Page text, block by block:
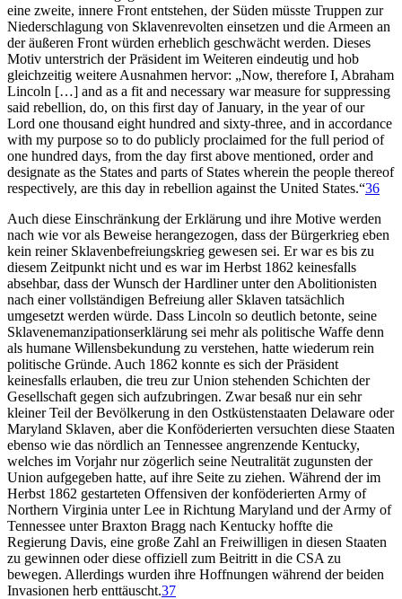
eine zweite, innere Front entstehen, der Süden müsste Truppen zur
Niederschlagung von Sklavenrevolten einsetzen und die Armeen an
der äußeren Front würden erheblich geschwächt werden. Dieses
Motiv unterstrich der Präsident im Weiteren eindeutig und hob
gleichzeitig weitere Ausnahmen hervor: „Now, therefore I, Abraham
Lincoln […] and as a fit and necessary war measure for suppressing
said rebellion, do, on this first day of January, in the year of our
Lord one thousand eight hundred and sixty-three, and in accordance
with my purpose so to do publicly proclaimed for the full period of
one hundred days, from the day first above mentioned, order and
designate as the States and parts of States wherein the people thereof
respectively, are this day in rebellion against the United States.“36
Auch diese Einschränkung der Erklärung und ihre Motive werden
nach wie vor als Beweise herangezogen, dass der Bürgerkrieg eben
kein reiner Sklavenbefreiungskrieg gewesen sei. Er war es bis zu
diesem Zeitpunkt nicht und es war im Herbst 1862 keinesfalls
absehbar, dass der Wunsch der Hardliner unter den Abolitionisten
nach einer vollständigen Befreiung aller Sklaven tatsächlich
umgesetzt werden würde. Dass Lincoln so deutlich betonte, seine
Sklavenemanzipationserklärung sei mehr als politische Waffe denn
als humane Willensbekundung zu verstehen, hatte wiederum rein
politische Gründe. Auch 1862 konnte es sich der Präsident
keinesfalls erlauben, die treu zur Union stehenden Schichten der
Gesellschaft gegen sich aufzubringen. Zwar besaß nur ein sehr
kleiner Teil der Bevölkerung in den Ostküstenstaaten Delaware oder
Maryland Sklaven, aber die Konföderierten versuchten diese Staaten
ebenso wie das nördlich an Tennessee angrenzende Kentucky,
welches im Vorjahr nur zögerlich seine Neutralität zugunsten der
Union aufgegeben hatte, auf ihre Seite zu ziehen. Während der im
Herbst 1862 gestarteten Offensiven der konföderierten Army of
Northern Virginia unter Lee in Richtung Maryland und der Army of
Tennessee unter Braxton Bragg nach Kentucky hoffte die
Regierung Davis, eine große Zahl an Freiwilligen in diesen Staaten
zu gewinnen oder diese offiziell zum Beitritt in die CSA zu
bewegen. Allerdings wurden ihre Hoffnungen während der beiden
Invasionen herb enttäuscht.37